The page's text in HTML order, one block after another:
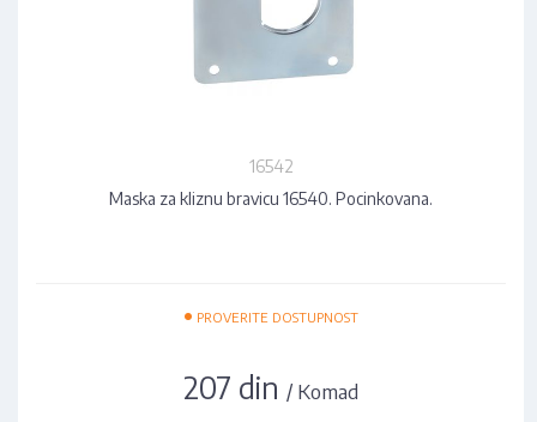
16542
Maska za kliznu bravicu 16540. Pocinkovana.
• PROVERITE DOSTUPNOST
207 din / Komad